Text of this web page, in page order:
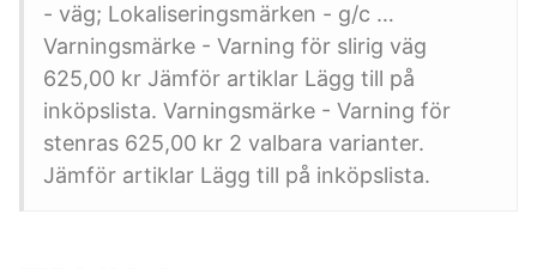
- väg; Lokaliseringsmärken - g/c …
Varningsmärke - Varning för slirig väg
625,00 kr Jämför artiklar Lägg till på
inköpslista. Varningsmärke - Varning för
stenras 625,00 kr 2 valbara varianter.
Jämför artiklar Lägg till på inköpslista.